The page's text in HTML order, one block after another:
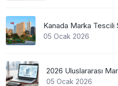
05 Ocak 2026
05 Ocak 2026